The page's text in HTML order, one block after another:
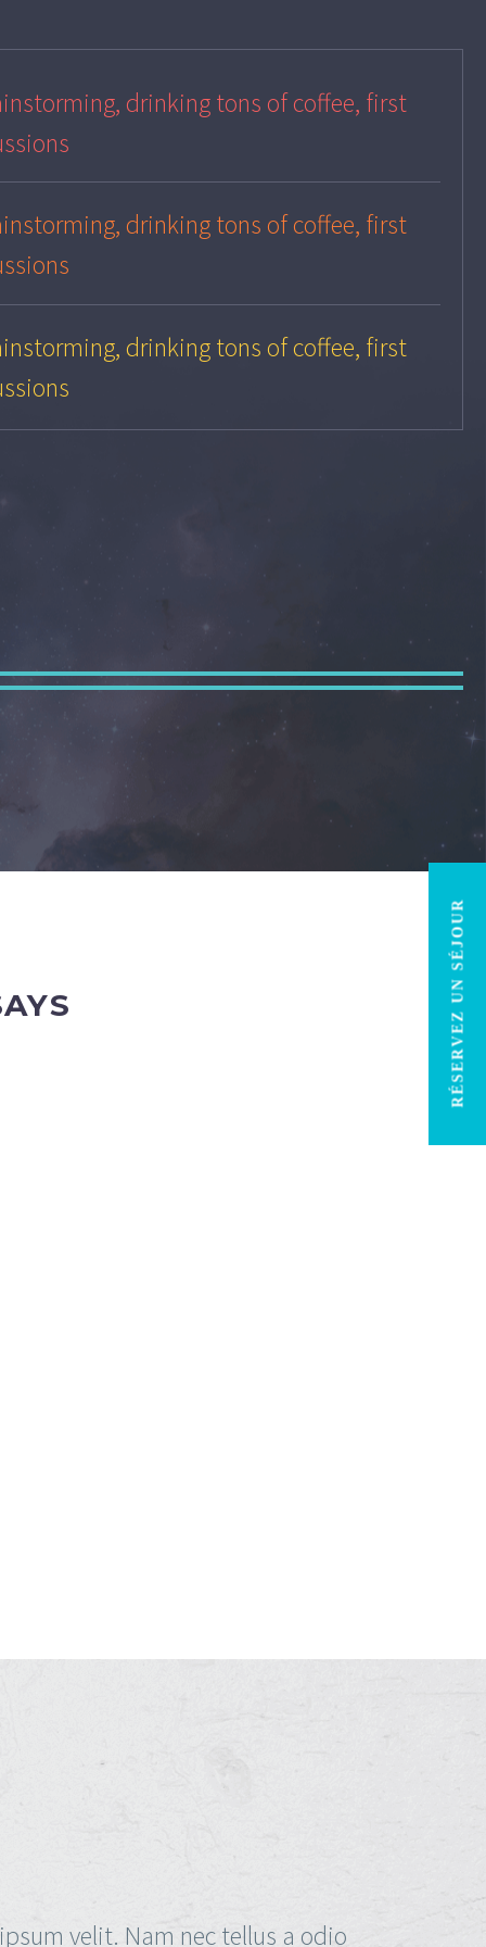
drinking tons of coffee, first
drinking tons of coffee, first
drinking tons of coffee, first
velit. Nam nec tellus a odio
RÉSERVEZ UN SÉJOUR